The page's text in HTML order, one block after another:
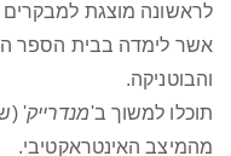
לראשונה מוצגת
אשר לימדה בבית הספר
והבוטניקה.
תוכלו למשוך ב'מנדרייק'
מהמיצב האינטראקטיבי.